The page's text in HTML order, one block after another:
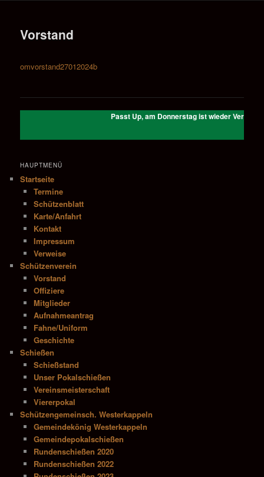
Vorstand
omvorstand27012024b
Passt Up, am Donnerstag ist wieder
HAUPTMENÜ
Startseite
Termine
Schützenblatt
Karte/Anfahrt
Kontakt
Impressum
Verweise
Schützenverein
Vorstand
Offiziere
Mitglieder
Aufnahmeantrag
Fahne/Uniform
Geschichte
Schießen
Schießstand
Unser Pokalschießen
Vereinsmeisterschaft
Viererpokal
Schützengemeinsch. Westerkappeln
Gemeindekönig Westerkappeln
Gemeindepokalschießen
Rundenschießen 2020
Rundenschießen 2022